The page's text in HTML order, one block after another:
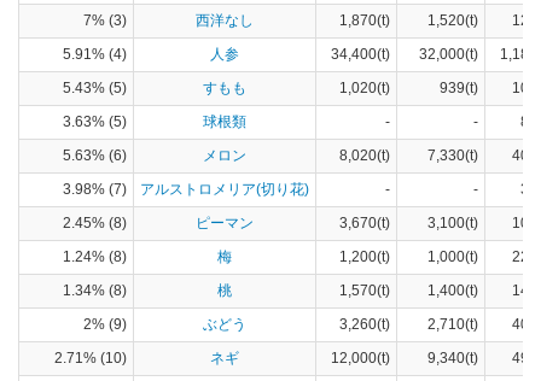
7% (3)
西洋なし 1,870(t) 1,520(t)
5.91% (4)
人参 34,400(t) 32,000(t)
5.43% (5)
すもも 1,020(t) 939(t)
3.63% (5)
球根類 - -
5.63% (6)
メロン 8,020(t) 7,330(t)
3.98% (7)
アルストロメリア(切り花) - -
2.45% (8)
ピーマン 3,670(t) 3,100(t)
1.24% (8)
梅 1,200(t) 1,000(t)
1.34% (8)
桃 1,570(t) 1,400(t)
2% (9)
ぶどう 3,260(t) 2,710(t)
2.71% (10)
ネギ 12,000(t) 9,340(t)